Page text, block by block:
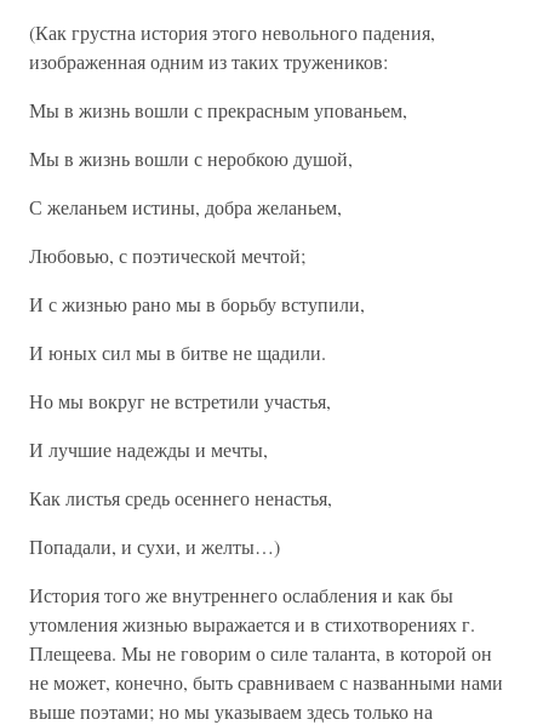
(Как грустна история этого невольного падения,
изображенная одним из таких тружеников:
Мы в жизнь вошли с прекрасным упованьем,
Мы в жизнь вошли с неробкою душой,
С желаньем истины, добра желаньем,
Любовью, с поэтической мечтой;
И с жизнью рано мы в борьбу вступили,
И юных сил мы в битве не щадили.
Но мы вокруг не встретили участья,
И лучшие надежды и мечты,
Как листья средь осеннего ненастья,
Попадали, и сухи, и желты…)
История того же внутреннего ослабления и как бы
утомления жизнью выражается и в стихотворениях г.
Плещеева. Мы не говорим о силе таланта, в которой он
не может, конечно, быть сравниваем с названными нами
выше поэтами; но мы указываем здесь только на